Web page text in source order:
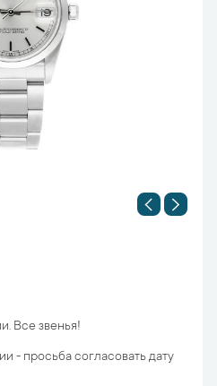
Все звенья!
- просьба согласовать дату